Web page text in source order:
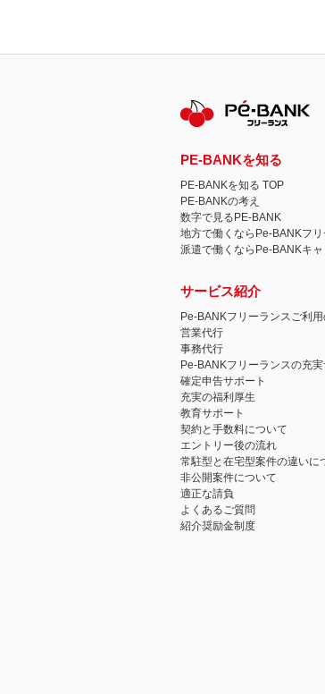
PE-BANKを知る
PE-BANKを知る TOP
PE-BANKの考え
数字で見るPE-BANK
地方で働くならPe-BANKフ
派遣で働くならPe-BANKキャ
サービス紹介
Pe-BANKフリーランスご利用
営業代行
事務代行
Pe-BANKフリーランスの充実
確定申告サポート
充実の福利厚生
教育サポート
契約と手数料について
エントリー後の流れ
常駐型と在宅型案件の違いに
非公開案件について
適正な請負
よくあるご質問
紹介奨励金制度